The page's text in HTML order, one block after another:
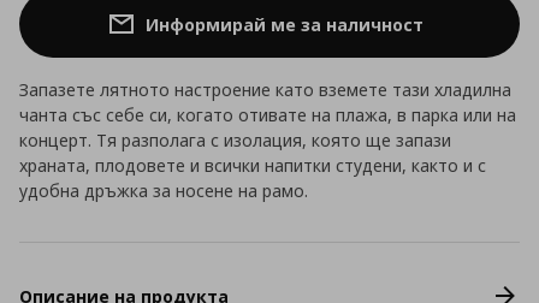
Информирай ме за наличност
Запазете лятното настроение като вземете тази хладилна
чанта със себе си, когато отивате на плажа, в парка или на
концерт. Тя разполага с изолация, която ще запази
храната, плодовете и всички напитки студени, както и с
удобна дръжка за носене на рамо.
Описание на продукта